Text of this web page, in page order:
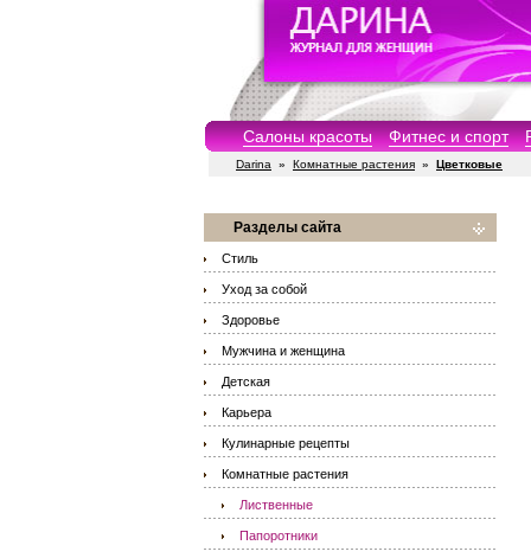
Салоны красоты Фитнес и спорт
Darina » Комнатные растения » Цветковые
Разделы сайта
Стиль
Уход за собой
Здоровье
Мужчина и женщина
Детская
Карьера
Кулинарные рецепты
Комнатные растения
Лиственные
Папоротники